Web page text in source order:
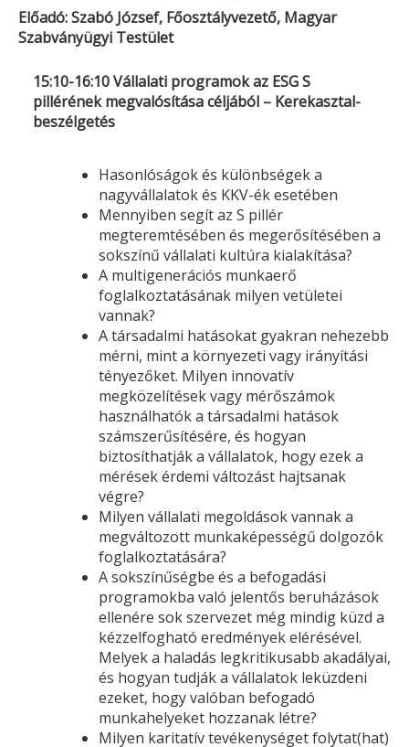
Előadó: Szabó József, Főosztályvezető, Magyar
Szabványügyi Testület
15:10-16:10 Vállalati programok az ESG S
pillérének megvalósítása céljából – Kerekasztal-
beszélgetés
Hasonlóságok és különbségek a
nagyvállalatok és KKV-ék esetében
Mennyiben segít az S pillér
megteremtésében és megerősítésében a
sokszínű vállalati kultúra kialakítása?
A multigenerációs munkaerő
foglalkoztatásának milyen vetületei
vannak?
A társadalmi hatásokat gyakran nehezebb
mérni, mint a környezeti vagy irányítási
tényezőket. Milyen innovatív
megközelítések vagy mérőszámok
használhatók a társadalmi hatások
számszerűsítésére, és hogyan
biztosíthatják a vállalatok, hogy ezek a
mérések érdemi változást hajtsanak
végre?
Milyen vállalati megoldások vannak a
megváltozott munkaképességű dolgozók
foglalkoztatására?
A sokszínűségbe és a befogadási
programokba való jelentős beruházások
ellenére sok szervezet még mindig küzd a
kézzelfogható eredmények elérésével.
Melyek a haladás legkritikusabb akadályai,
és hogyan tudják a vállalatok leküzdeni
ezeket, hogy valóban befogadó
munkahelyeket hozzanak létre?
Milyen karitatív tevékenységet folytat(hat)